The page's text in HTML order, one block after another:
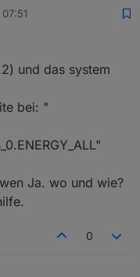
und das system
bei: "
Ja. wo und wie?
0